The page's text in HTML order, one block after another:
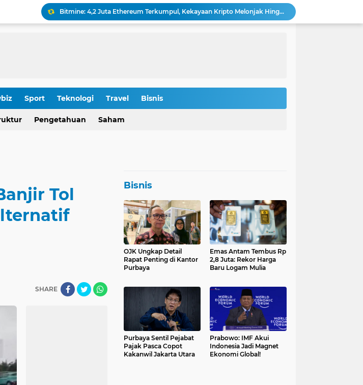
Bitmine: 4,2 Juta Ethereum Terkumpul, Kekayaan Kripto Melonjak Hingga $14,5 Miliar
Keamanan Produksi Blok Rokan Diperketat Pasca Insiden Pipa Gas
OJK Ungkap Detail Rapat Penting di Kantor Purbaya
Rp 196,9 Triliun: Proyeksi Penerbitan Obligasi Korporasi di Tahun 2026
Sport Teknologi Travel Bisnis
Pengetahuan Saham
Tol
SHARE
Bisnis
OJK Ungkap Detail
Rapat Penting di Kantor
Purbaya
Emas Antam Tembus Rp
2,8 Juta: Rekor Harga
Baru Logam Mulia
Purbaya Sentil Pejabat
Pajak Pasca Copot
Kakanwil Jakarta Utara
Prabowo: IMF Akui
Indonesia Jadi Magnet
Ekonomi Global!